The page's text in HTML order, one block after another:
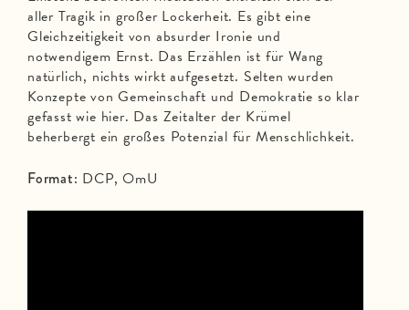
aller Tragik in großer Lockerheit. Es gibt eine
Gleichzeitigkeit von absurder Ironie und
notwendigem Ernst. Das Erzählen ist für Wang
natürlich, nichts wirkt aufgesetzt. Selten wurden
Konzepte von Gemeinschaft und Demokratie so klar
gefasst wie hier. Das Zeitalter der Krümel
beherbergt ein großes Potenzial für Menschlichkeit.
Format: DCP, OmU